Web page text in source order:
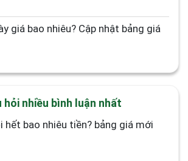
hỏi nhiều bình luận nhất